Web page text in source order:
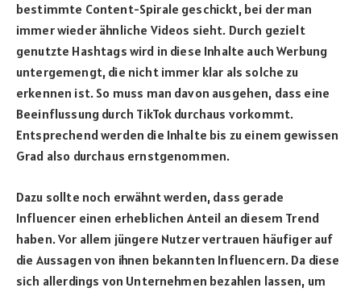
bestimmte Content-Spirale geschickt, bei der man
immer wieder ähnliche Videos sieht. Durch gezielt
genutzte Hashtags wird in diese Inhalte auch Werbung
untergemengt, die nicht immer klar als solche zu
erkennen ist. So muss man davon ausgehen, dass eine
Beeinflussung durch TikTok durchaus vorkommt.
Entsprechend werden die Inhalte bis zu einem gewissen
Grad also durchaus ernstgenommen.
Dazu sollte noch erwähnt werden, dass gerade
Influencer einen erheblichen Anteil an diesem Trend
haben. Vor allem jüngere Nutzer vertrauen häufiger auf
die Aussagen von ihnen bekannten Influencern. Da diese
sich allerdings von Unternehmen bezahlen lassen, um